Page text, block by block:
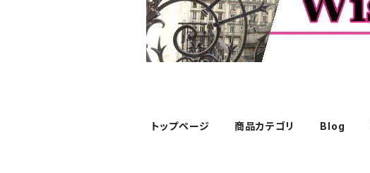
トップページ 商品カテゴリ Blog